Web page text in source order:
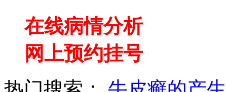
在线病情分析
网上预约挂号